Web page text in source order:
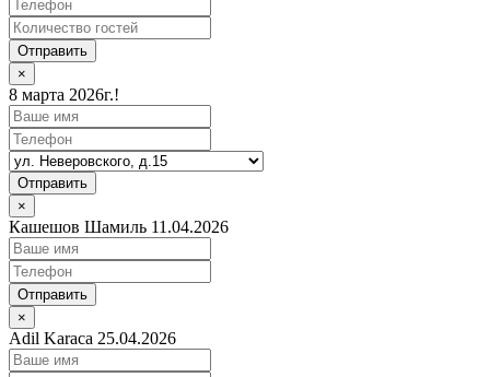
Отправить
×
8 марта 2026г.!
Отправить
×
Кашешов Шамиль 11.04.2026
Отправить
×
Adil Karaca 25.04.2026